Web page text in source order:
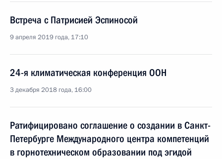
Встреча с Патрисией Эспиносой
9 апреля 2019 года, 17:10
24-я климатическая конференция ООН
3 декабря 2018 года, 16:00
Ратифицировано соглашение о создании в Санкт-
Петербурге Международного центра компетенций
в горнотехническом образовании под эгидой